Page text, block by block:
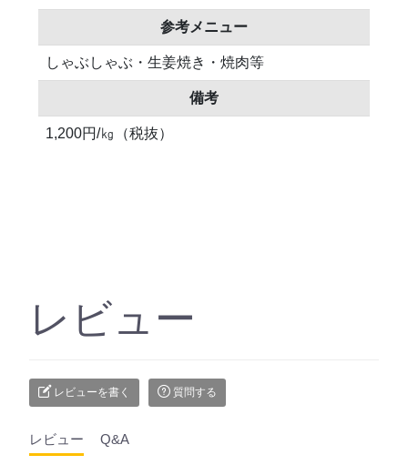
参考メニュー
しゃぶしゃぶ・生姜焼き・焼肉等
備考
1,200円/㎏（税抜）
レビュー
レビューを書く 質問する
レビュー Q&A